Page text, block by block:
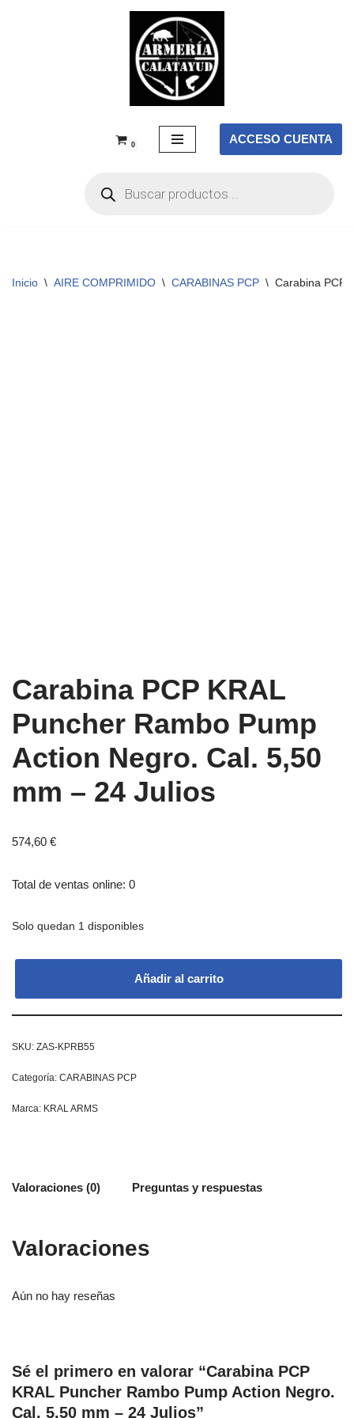
0 ACCESO CUENTA
Inicio \ AIRE COMPRIMIDO \ CARABINAS PCP \ Carabina PCP
Carabina PCP KRAL
Puncher Rambo Pump
Action Negro. Cal. 5,50
mm – 24 Julios
574,60 €
Total de ventas online: 0
Solo quedan 1 disponibles
Añadir al carrito
SKU: ZAS-KPRB55
Categoría: CARABINAS PCP
Marca: KRAL ARMS
Valoraciones (0) Preguntas y respuestas
Valoraciones
Aún no hay reseñas
Sé el primero en valorar “Carabina PCP
KRAL Puncher Rambo Pump Action Negro.
Cal. 5,50 mm – 24 Julios”